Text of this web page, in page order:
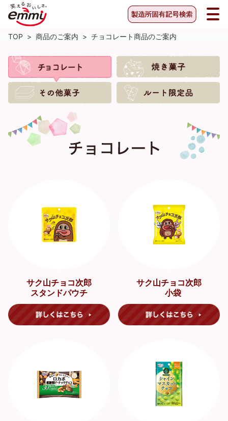
TOP > 商品のご案内 > チョコレート商品のご案内
サク山チョコ次郎
スタンドパウチ
サク山チョコ次郎
小袋